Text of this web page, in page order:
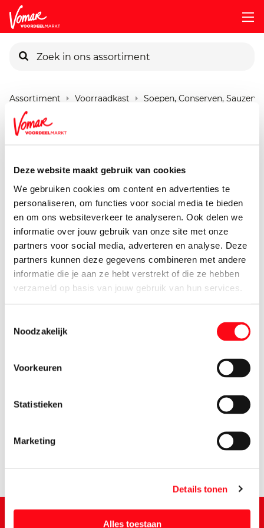
Deze website maakt gebruik van cookies
We gebruiken cookies om content en advertenties te
personaliseren, om functies voor social media te bieden
en om ons websiteverkeer te analyseren. Ook delen we
informatie over jouw gebruik van onze site met onze
partners voor social media, adverteren en analyse. Deze
partners kunnen deze gegevens combineren met andere
informatie die je aan ze hebt verstrekt of die ze hebben
verzameld op basis van jouw gebruik van hun services.
Noodzakelijk
Voorkeuren
Statistieken
Marketing
Details tonen
Alles toestaan
Pincode vergeten
Persoonlijk KIK-account
Assortiment Voorraadkast Soepen, Conserven, Sauzen
Verstegen Strooier
3.65